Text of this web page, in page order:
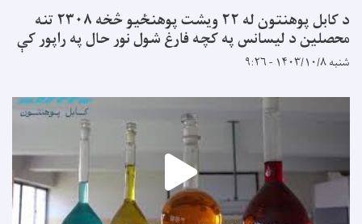
د کابل پوهنتون له ۲۲ ویشت پوهنځیو څخه ۲۳۰۸ تنه
محصلین د لیسانس په کچه فارغ شول نور حال په راپور کې
شنبه ۱۴۰۳/۱۰/۸ - ۹:۲۶